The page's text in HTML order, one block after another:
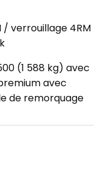
/ verrouillage 4RM
(1 588 kg) avec
avec
de remorquage